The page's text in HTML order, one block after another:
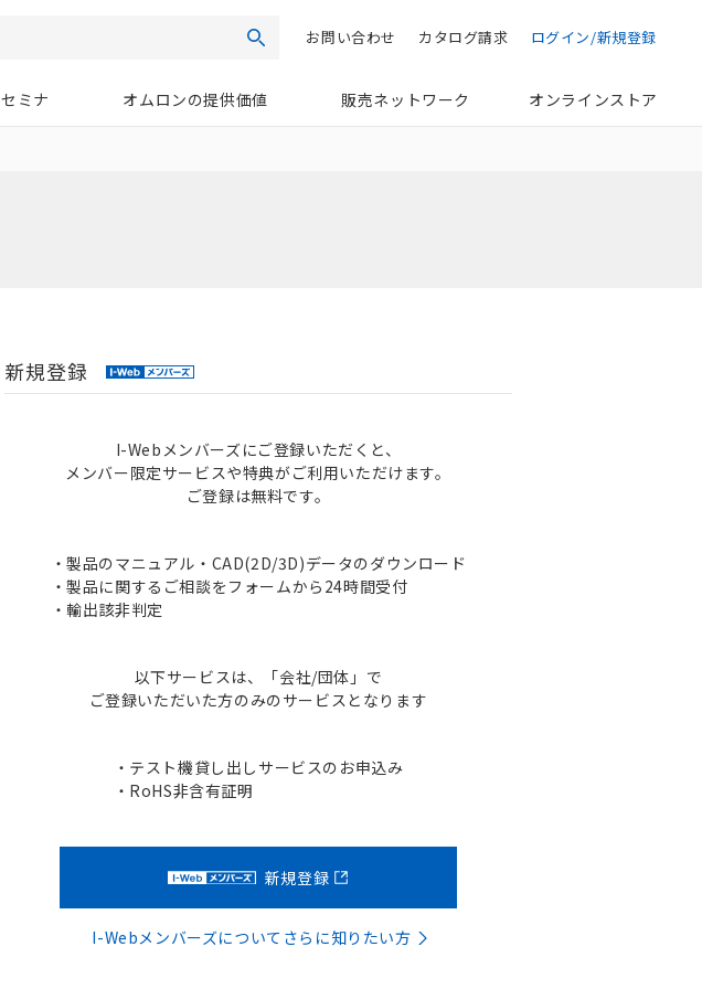
検索 ログイン/新規登録
カタログ請求
お問い合わせ
セミナ オムロンの提供価値 販売ネットワーク オンラインストア
新規登録
I-Webメンバーズにご登録いただくと、
メンバー限定サービスや特典がご利用いただけます。
ご登録は無料です。
・製品のマニュアル・CAD(2D/3D)データのダウンロード
・製品に関するご相談をフォームから24時間受付
・輸出該非判定
以下サービスは、「会社/団体」で
ご登録いただいた方のみのサービスとなります
・テスト機貸し出しサービスのお申込み
・RoHS非含有証明
新規登録
I-Webメンバーズについてさらに知りたい方